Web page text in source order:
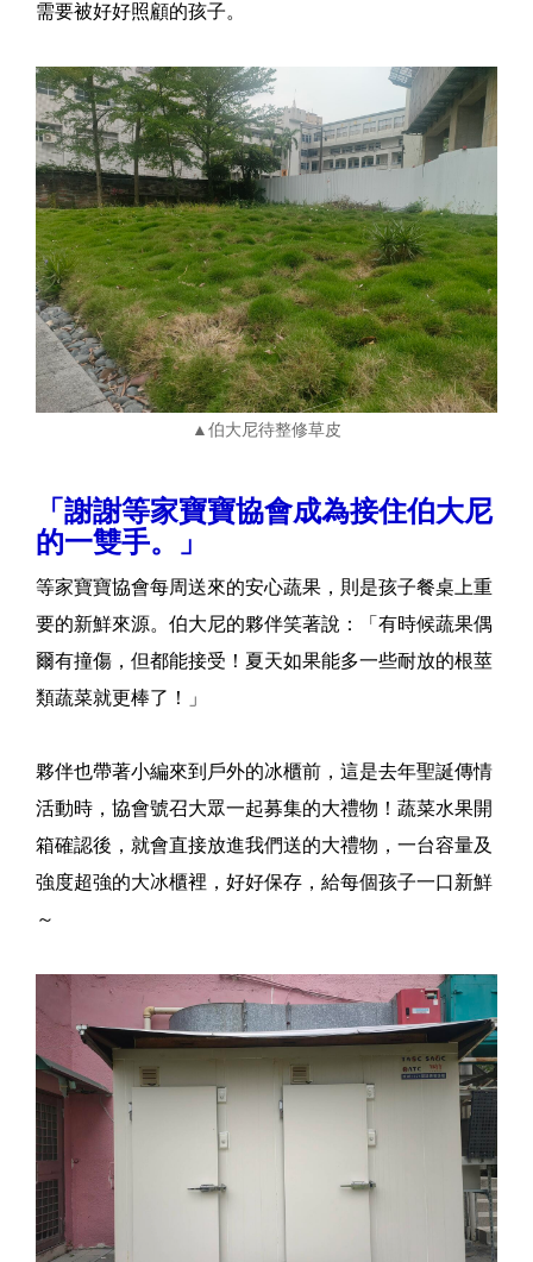
需要被好好照顧的孩子。
▲伯大尼待整修草皮
「謝謝等家寶寶協會成為接住伯大尼
的一雙手。」
等家寶寶協會每周送來的安心蔬果，則是孩子餐桌上重
要的新鮮來源。伯大尼的夥伴笑著說：「有時候蔬果偶
爾有撞傷，但都能接受！夏天如果能多一些耐放的根莖
類蔬菜就更棒了！」
夥伴也帶著小編來到戶外的冰櫃前，這是去年聖誕傳情
活動時，協會號召大眾一起募集的大禮物！蔬菜水果開
箱確認後，就會直接放進我們送的大禮物，一台容量及
強度超強的大冰櫃裡，好好保存，給每個孩子一口新鮮
～